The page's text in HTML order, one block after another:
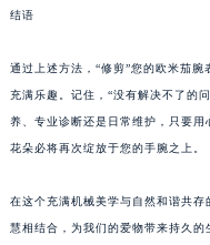
结语
通过上述方法，“修剪”您的欧米茄腕
充满乐趣。记住，“没有解决不了的
养、专业诊断还是日常维护，只要用
花朵必将再次绽放于您的手腕之上。
在这个充满机械美学与自然和谐共
慧相结合，为我们的爱物带来持久的